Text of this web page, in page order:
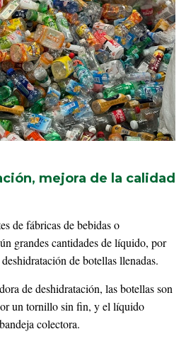
mejora de la calidad
de fábricas de bebidas o
grandes cantidades de líquido, por
de botellas llenadas.
de deshidratación, las botellas son
un tornillo sin fin, y el líquido
colectora.